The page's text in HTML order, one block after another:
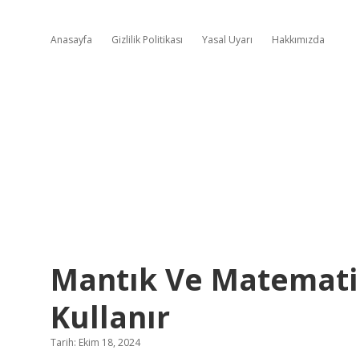
Anasayfa Gizlilik Politikası Yasal Uyarı Hakkımızda
Mantık Ve
Kullanır
Tarih: Ekim 18, 2024